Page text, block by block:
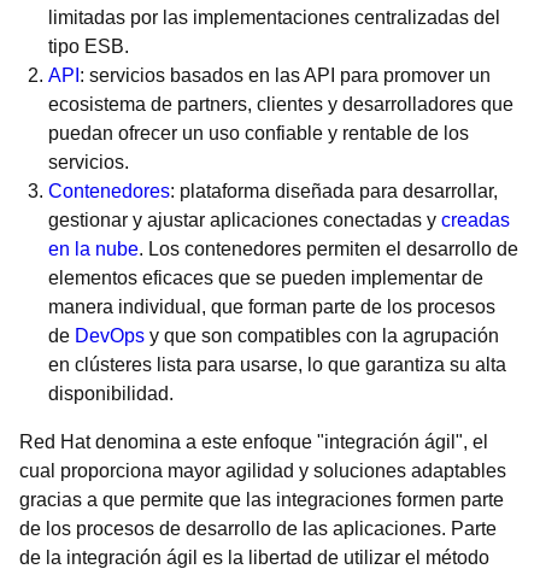
limitadas por las implementaciones centralizadas del
tipo ESB.
API : servicios basados en las API para promover un
ecosistema de partners, clientes y desarrolladores que
puedan ofrecer un uso confiable y rentable de los
servicios.
Contenedores: plataforma diseñada para desarrollar,
gestionar y ajustar aplicaciones conectadas y creadas
en la nube. Los contenedores permiten el desarrollo de
elementos eficaces que se pueden implementar de
manera individual, que forman parte de los procesos
de DevOps y que son compatibles con la agrupación
en clústeres lista para usarse, lo que garantiza su alta
disponibilidad.
Red Hat denomina a este enfoque "integración ágil", el
cual proporciona mayor agilidad y soluciones adaptables
gracias a que permite que las integraciones formen parte
de los procesos de desarrollo de las aplicaciones. Parte
de la integración ágil es la libertad de utilizar el método